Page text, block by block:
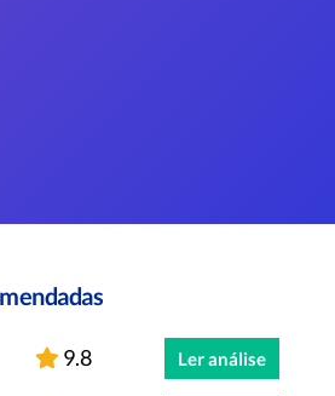
9.8 Ler análise